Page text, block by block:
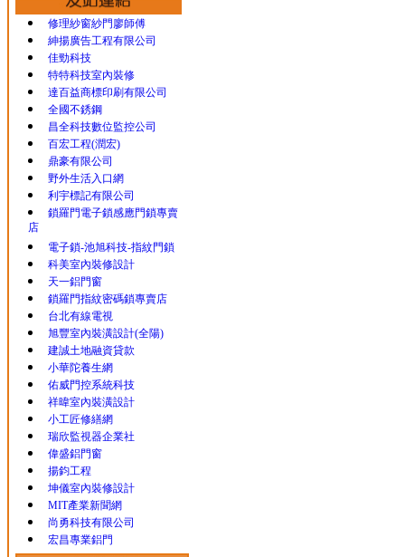
修理紗窗紗門廖師傅
紳揚廣告工程有限公司
佳勁科技
特特科技室內裝修
達百益商標印刷有限公司
全國不銹鋼
昌全科技數位監控公司
百宏工程(潤宏)
鼎豪有限公司
野外生活入口網
利宇標記有限公司
鎖羅門電子鎖感應門鎖專賣
店
電子鎖-池旭科技-指紋門鎖
科美室內裝修設計
天一鋁門窗
鎖羅門指紋密碼鎖專賣店
台北有線電視
旭豐室內裝潢設計(全陽)
建誠土地融資貸款
小華陀養生網
佑威門控系統科技
祥暐室內裝潢設計
小工匠修繕網
瑞欣監視器企業社
偉盛鋁門窗
揚鈞工程
坤儀室內裝修設計
MIT產業新聞網
尚勇科技有限公司
宏昌專業鋁門